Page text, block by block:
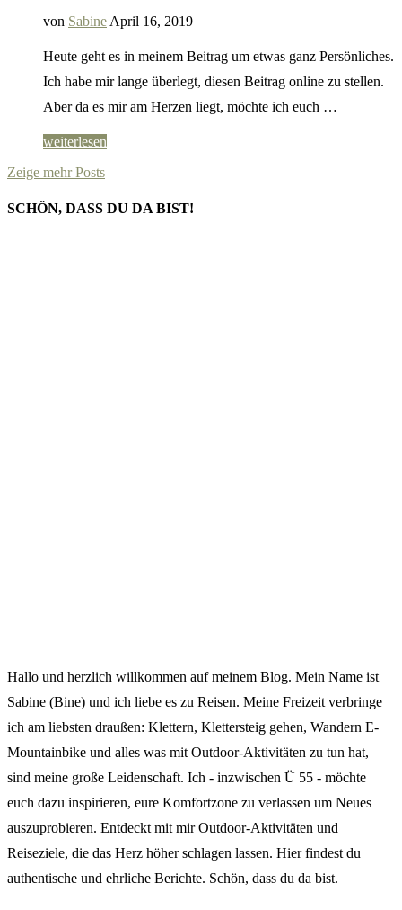
von Sabine April 16, 2019
Heute geht es in meinem Beitrag um etwas ganz Persönliches.
Ich habe mir lange überlegt, diesen Beitrag online zu stellen.
Aber da es mir am Herzen liegt, möchte ich euch …
weiterlesen
Zeige mehr Posts
SCHÖN, DASS DU DA BIST!
Hallo und herzlich willkommen auf meinem Blog. Mein Name ist
Sabine (Bine) und ich liebe es zu Reisen. Meine Freizeit verbringe
ich am liebsten draußen: Klettern, Klettersteig gehen, Wandern E-
Mountainbike und alles was mit Outdoor-Aktivitäten zu tun hat,
sind meine große Leidenschaft. Ich - inzwischen Ü 55 - möchte
euch dazu inspirieren, eure Komfortzone zu verlassen um Neues
auszuprobieren. Entdeckt mit mir Outdoor-Aktivitäten und
Reiseziele, die das Herz höher schlagen lassen. Hier findest du
authentische und ehrliche Berichte. Schön, dass du da bist.